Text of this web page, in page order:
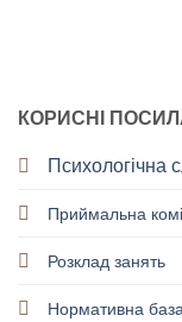
КОРИСНІ
Психологічна
Приймальна
Розклад занять
Нормативна база